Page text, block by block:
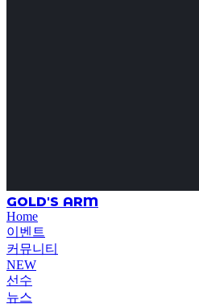
GOLD'S ARM
Home
이벤트
커뮤니티
NEW
선수
뉴스